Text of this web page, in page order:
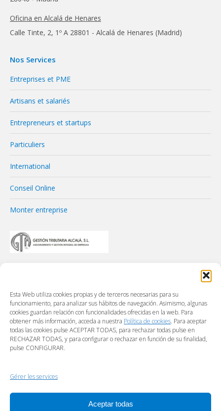
Esta Web utiliza cookies propias y de terceros necesarias para su
funcionamiento, para analizar sus hábitos de navegación. Asimismo, algunas
cookies guardan relación con funcionalidades ofrecidas en la web. Para
obtener más información, acceda a nuestra Política de cookies. Para aceptar
todas las cookies pulse ACEPTAR TODAS, para rechazar todas pulse en
RECHAZAR TODAS, y para configurar o rechazar en función de su finalidad,
pulse CONFIGURAR.
Gérer les services
Aceptar todas
Oficina en Alcalá de Henares
Calle Tinte, 2, 1º A 28801 - Alcalá de Henares (Madrid)
Nos Services
Entreprises et PME
Artisans et salariés
Entrepreneurs et startups
Particuliers
International
Conseil Online
Monter entreprise